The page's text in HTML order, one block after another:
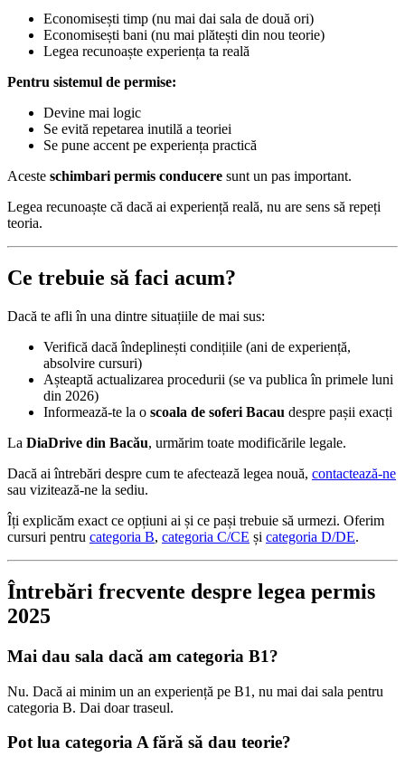
Economisești timp (nu mai dai sala de două ori)
Economisești bani (nu mai plătești din nou teorie)
Legea recunoaște experiența ta reală
Pentru sistemul de permise:
Devine mai logic
Se evită repetarea inutilă a teoriei
Se pune accent pe experiența practică
Aceste schimbari permis conducere sunt un pas important.
Legea recunoaște că dacă ai experiență reală, nu are sens să repeți
teoria.
Ce trebuie să faci acum?
Dacă te afli în una dintre situațiile de mai sus:
Verifică dacă îndeplinești condițiile (ani de experiență,
absolvire cursuri)
Așteaptă actualizarea procedurii (se va publica în primele luni
din 2026)
Informează-te la o scoala de soferi Bacau despre pașii exacți
La DiaDrive din Bacău, urmărim toate modificările legale.
Dacă ai întrebări despre cum te afectează legea nouă, contactează-ne
sau vizitează-ne la sediu.
Îți explicăm exact ce opțiuni ai și ce pași trebuie să urmezi. Oferim
cursuri pentru categoria B, categoria C/CE și categoria D/DE.
Întrebări frecvente despre legea permis
2025
Mai dau sala dacă am categoria B1?
Nu. Dacă ai minim un an experiență pe B1, nu mai dai sala pentru
categoria B. Dai doar traseul.
Pot lua categoria A fără să dau teorie?